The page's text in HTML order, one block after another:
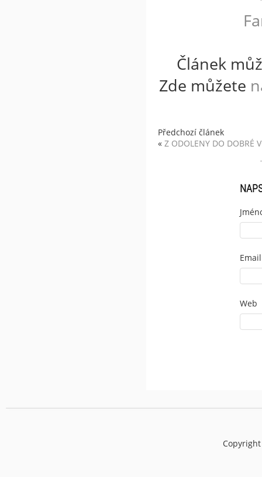
Článek
Zde můžete
Předchozí článek
« Z ODOLENY DO DOBRÉ
Web